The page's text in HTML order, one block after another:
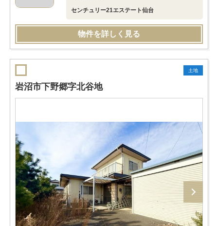
センチュリー21エステート仙台
物件を詳しく見る
土地
岩沼市下野郷字北谷地